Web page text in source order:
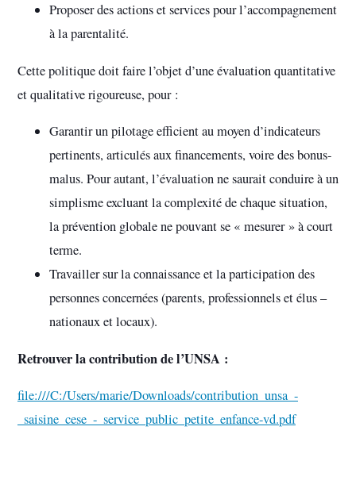
Proposer des actions et services pour l’accompagnement
à la parentalité.
Cette politique doit faire l’objet d’une évaluation quantitative
et qualitative rigoureuse, pour :
Garantir un pilotage efficient au moyen d’indicateurs
pertinents, articulés aux financements, voire des bonus-
malus. Pour autant, l’évaluation ne saurait conduire à un
simplisme excluant la complexité de chaque situation,
la prévention globale ne pouvant se « mesurer » à court
terme.
Travailler sur la connaissance et la participation des
personnes concernées (parents, professionnels et élus –
nationaux et locaux).
Retrouver la contribution de l’UNSA :
file:///C:/Users/marie/Downloads/contribution_unsa_-
_saisine_cese_-_service_public_petite_enfance-vd.pdf